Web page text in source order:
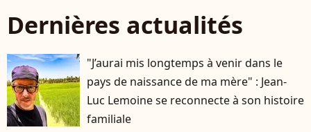
Dernières actualités
"J’aurai mis longtemps à venir dans le
pays de naissance de ma mère" : Jean-
Luc Lemoine se reconnecte à son histoire
familiale